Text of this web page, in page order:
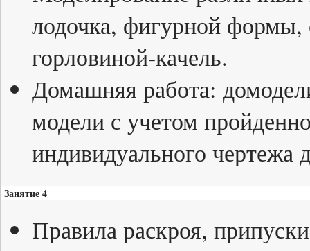
лодочка, фигурной
горловиной-качель.
Домашняя работа:
модели с учетом
индивидуального чертежа
Занятие 4
Правила раскроя,